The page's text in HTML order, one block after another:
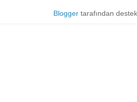
Bloggertarafından